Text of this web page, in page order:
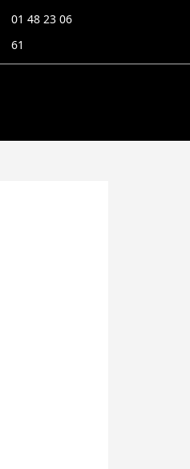
01 48 23 06
61